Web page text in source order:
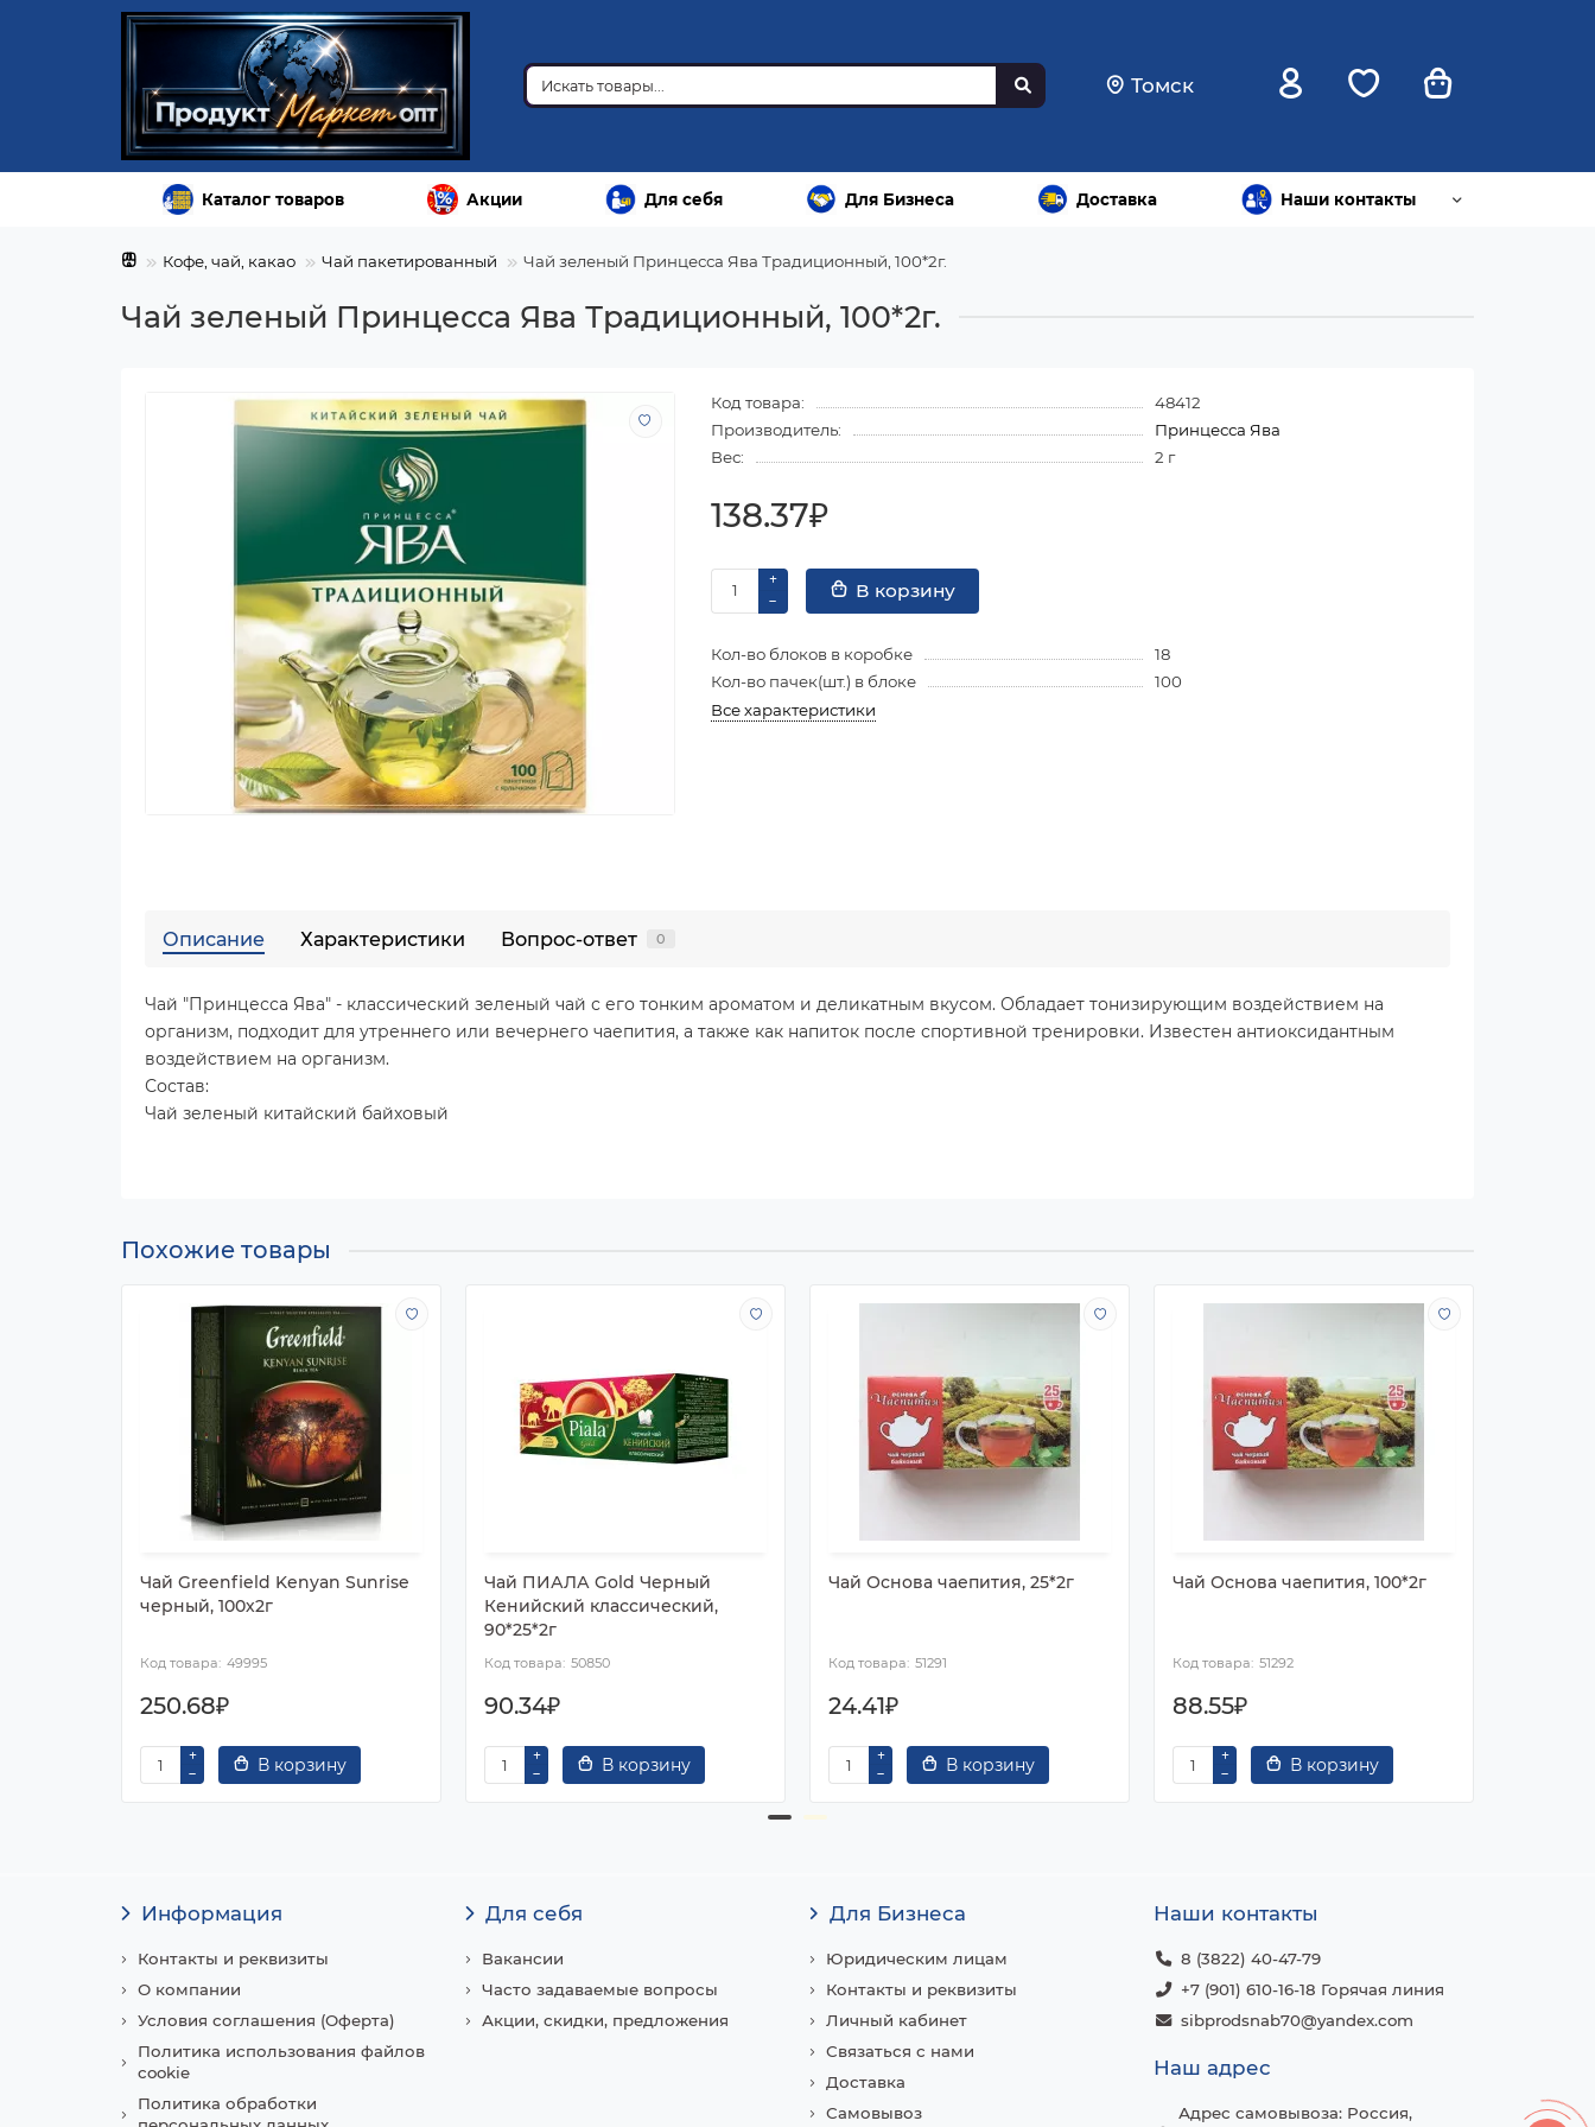
Томск
Каталог товаров Акции Для себя Для Бизнеса Доставка Наши контакты
Кофе, чай, какао Чай пакетированный Чай зеленый Принцесса Ява Традиционный, 100*2г.
Чай зеленый Принцесса Ява Традиционный, 100*2г.
Код товара:
48412
Производитель:
Принцесса Ява
Вес:
2 г
138.37₽
В корзину
Кол-во блоков в коробке
18
Кол-во пачек(шт.) в блоке
100
Все характеристики
Описание Характеристики Вопрос-ответ 0
Чай "Принцесса Ява" - классический зеленый чай с его тонким ароматом и деликатным вкусом. Обладает тонизирующим воздействием на
организм, подходит для утреннего или вечернего чаепития, а также как напиток после спортивной тренировки. Известен антиоксидантным
воздействием на организм.
Состав:
Чай зеленый китайский байховый
Похожие товары
Чай Greenfield Kenyan Sunrise
черный, 100х2г
49995
250.68₽
В корзину
Чай ПИАЛА Gold Черный
Кенийский классический,
90*25*2г
50850
90.34₽
В корзину
Чай Основа чаепития, 25*2г
51291
24.41₽
В корзину
Чай Основа чаепития, 100*2г
51292
88.55₽
В корзину
Информация
Контакты и реквизиты
О компании
Условия соглашения (Оферта)
Политика использования файлов
cookie
Политика обработки
Для себя
Вакансии
Часто задаваемые вопросы
Акции, скидки, предложения
Для Бизнеса
Юридическим лицам
Контакты и реквизиты
Личный кабинет
Связаться с нами
Доставка
Самовывоз
Наши контакты
8 (3822) 40-47-79
+7 (901) 610-16-18 Горячая линия
sibprodsnab70@yandex.com
Наш адрес
Адрес самовывоза: Россия,